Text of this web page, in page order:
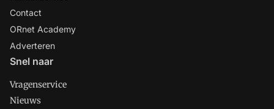
Contact
ORnet Academy
Adverteren
Snel naar
Vragenservice
Nieuws